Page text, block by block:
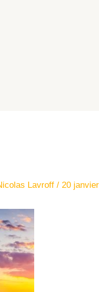
Lavroff/ 20